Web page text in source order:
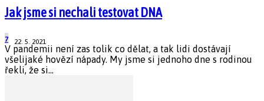
Jak jsme si nechali testovat DNA
22. 5. 2021
7
V pandemii není zas tolik co dělat, a tak lidi dostávají
všelijaké hovězí nápady. My jsme si jednoho dne s rodinou
řekli, že si...